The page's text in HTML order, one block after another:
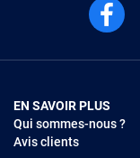
EN SAVOIR PLUS
Qui sommes-nous ?
Avis clients